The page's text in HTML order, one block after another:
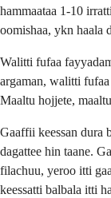
hammaataa 1-10
oomishaa, ykn haala
Walitti fufaa
argaman, walitti
Maaltu hojjete,
Gaaffii keessan dura
dagattee hin taane.
filachuu, yeroo itti
keessatti balbala itti